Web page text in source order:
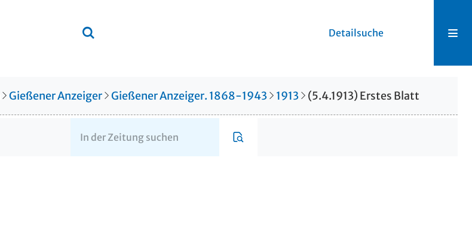
Detailsuche
Gießener Anzeiger Gießener Anzeiger. 1868-1943 1913 (5.4.1913) Erstes Blatt